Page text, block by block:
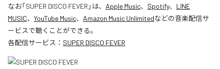
なお「SUPER DISCO FEVER 」は、 Apple Music、 Spotify、 LINE
MUSIC、 YouTube Music、 Amazon Music Unlimitedなどの音楽配信サ
ービスで聴くことができる。
各配信サービス： SUPER DISCO FEVER